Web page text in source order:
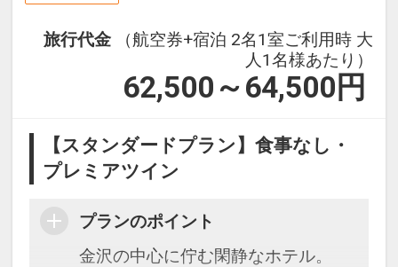
旅行代金
（航空券+宿泊 2名1室ご利用時 大
人1名様あたり）
62,500～64,500 円
【スタンダードプラン】食事なし・
プレミアツイン
プランのポイント
金沢の中心に佇む閑静なホテル。